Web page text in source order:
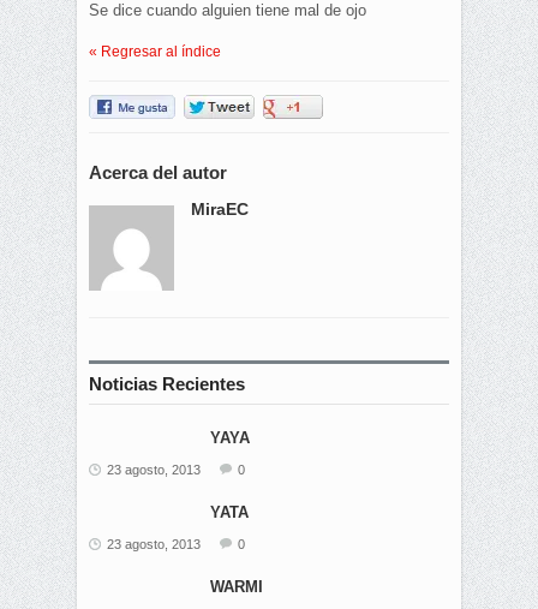
Se dice cuando alguien tiene mal de ojo
« Regresar al índice
Acerca del autor
MiraEC
Noticias Recientes
YAYA
23 agosto, 2013 0
YATA
23 agosto, 2013 0
WARMI